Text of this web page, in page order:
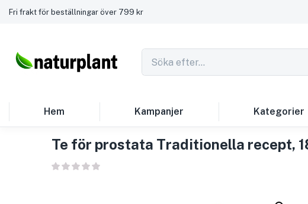
Fri frakt för beställningar över 799 kr
Hem Kampanjer Kategorier
Te för prostata Traditionella recept,